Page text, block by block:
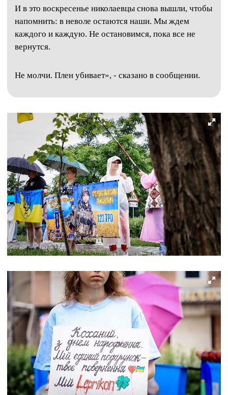
И в это воскресенье николаевцы снова вышли, чтобы
напомнить: в неволе остаются наши. Мы ждем
каждого и каждую. Не остановимся, пока все не
вернутся.
Не молчи. Плен убивает», - сказано в сообщении.